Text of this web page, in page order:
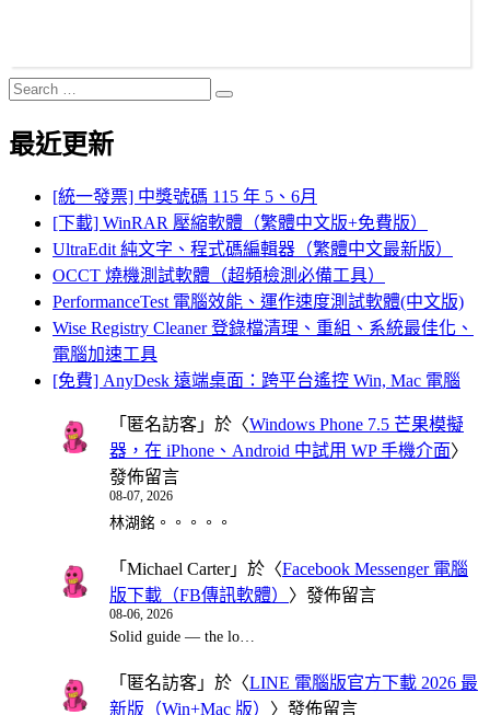
Search
for:
Search
最近更新
[統一發票] 中獎號碼 115 年 5、6月
[下載] WinRAR 壓縮軟體（繁體中文版+免費版）
UltraEdit 純文字、程式碼編輯器（繁體中文最新版）
OCCT 燒機測試軟體（超頻檢測必備工具）
PerformanceTest 電腦效能、運作速度測試軟體(中文版)
Wise Registry Cleaner 登錄檔清理、重組、系統最佳化、
電腦加速工具
[免費] AnyDesk 遠端桌面：跨平台遙控 Win, Mac 電腦
「 匿名訪客 」於〈Windows Phone 7.5 芒果模擬
器，在 iPhone、Android 中試用 WP 手機介面〉
發佈留言
08-07, 2026
林湖銘。。。。。
「 Michael Carter」於〈Facebook Messenger 電腦
版下載（FB傳訊軟體） 〉發佈留言
08-06, 2026
Solid guide — the lo…
「 匿名訪客 」於〈LINE 電腦版官方下載 2026 最
新版（Win+Mac 版） 〉發佈留言